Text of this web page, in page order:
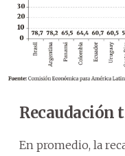
Recaudación
En promedio, la